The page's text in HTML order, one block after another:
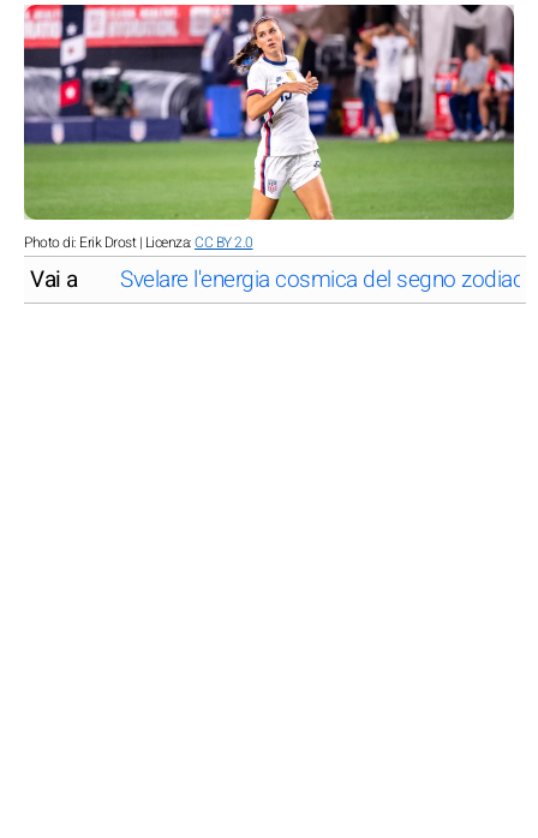
Photo di: Erik Drost | Licenza:CC BY 2.0
Vai a Svelare l'energia cosmica del segno